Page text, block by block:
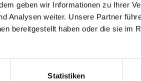
geben wir Informationen zu Ihrer
Analysen weiter. Unsere Partner
bereitgestellt haben oder die sie im
Statistiken